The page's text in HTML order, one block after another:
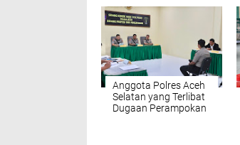
Anggota Polres Aceh
Selatan yang Terlibat
Dugaan Perampokan